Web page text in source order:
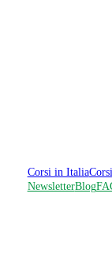
Corsi in Italia
NewsletterBlog